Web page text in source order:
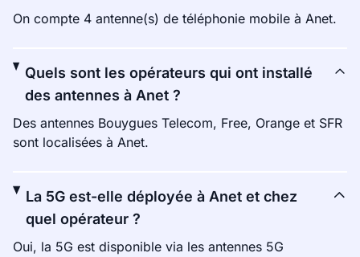
On compte 4 antenne(s) de téléphonie mobile à Anet.
Quels sont les opérateurs qui ont installé
des antennes à Anet ?
Des antennes Bouygues Telecom, Free, Orange et SFR
sont localisées à Anet.
La 5G est-elle déployée à Anet et chez
quel opérateur ?
Oui, la 5G est disponible via les antennes 5G